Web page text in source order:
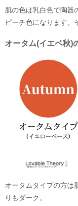
肌の色は乳白色で陶器
ピーチ色になります。
オータム(イエベ秋)
オータムタイプの方は
りもダーク。